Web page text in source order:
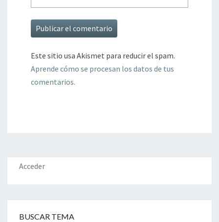
Este sitio usa Akismet para reducir el spam.
Aprende cómo se procesan los datos de tus
comentarios.
Acceder
BUSCAR TEMA